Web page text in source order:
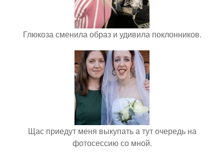
Глюкоза сменила образ и удивила поклонников.
Щас приедут меня выкупать а тут очередь на
фотосессию со мной.